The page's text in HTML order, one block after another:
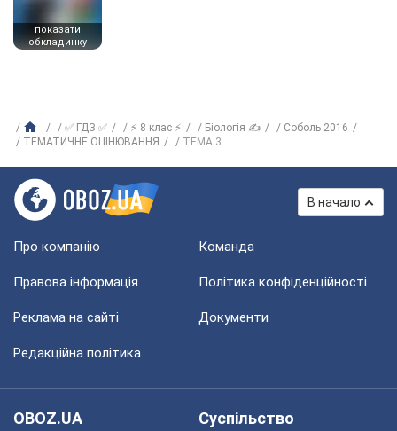
показати
обкладинку
✅ ГДЗ ✅ ⚡ 8 клас ⚡ Біологія ✍
Соболь 2016
ТЕМАТИЧНЕ ОЦІНЮВАННЯ
ТЕМА 3
В начало
Про компанію Команда
Правова інформація Політика конфіденційності
Реклама на сайті Документи
Редакційна політика
OBOZ.UA
Суспільство